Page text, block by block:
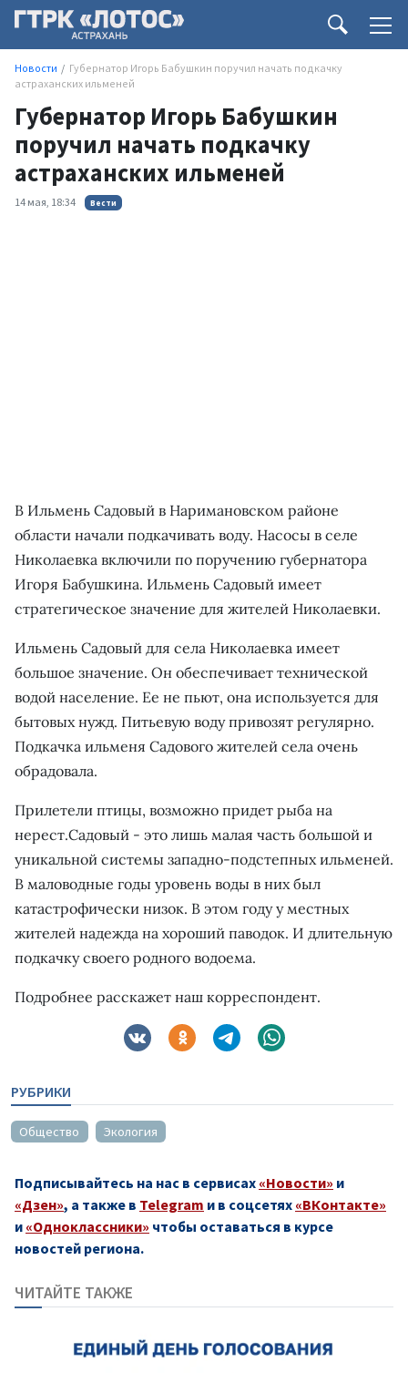
Новости
Губернатор Игорь Бабушкин поручил начать подкачку
астраханских ильменей
Губернатор Игорь Бабушкин
поручил начать подкачку
астраханских ильменей
14 мая, 18:34 Вести
В Ильмень Садовый в Наримановском районе
области начали подкачивать воду. Насосы в селе
Николаевка включили по поручению губернатора
Игоря Бабушкина. Ильмень Садовый имеет
стратегическое значение для жителей Николаевки.
Ильмень Садовый для села Николаевка имеет
большое значение. Он обеспечивает технической
водой население. Ее не пьют, она используется для
бытовых нужд. Питьевую воду привозят регулярно.
Подкачка ильменя Садового жителей села очень
обрадовала.
Прилетели птицы, возможно придет рыба на
нерест.Садовый - это лишь малая часть большой и
уникальной системы западно-подстепных ильменей.
В маловодные годы уровень воды в них был
катастрофически низок. В этом году у местных
жителей надежда на хороший паводок. И длительную
подкачку своего родного водоема.
Подробнее расскажет наш корреспондент.
РУБРИКИ
Общество Экология
Подписывайтесь на нас в сервисах «Новости» и
«Дзен», а также в Telegram и в соцсетях «ВКонтакте»
и «Одноклассники» чтобы оставаться в курсе
новостей региона.
ЧИТАЙТЕ ТАКЖЕ